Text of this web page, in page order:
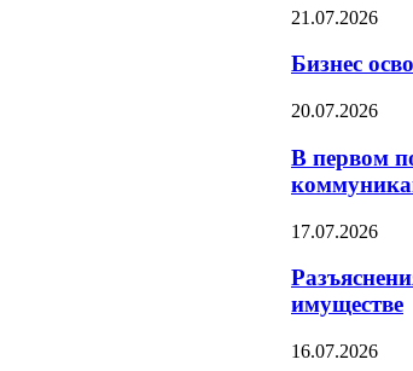
21.07.2026
Бизнес
20.07.2026
В первом
17.07.2026
имуществе
16.07.2026